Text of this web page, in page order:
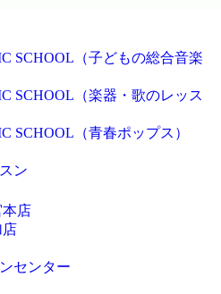
SCHOOL（子どもの総合音楽
SCHOOL（楽器・歌のレッス
SCHOOL（青春ポップス）
ン
本店
店
センター